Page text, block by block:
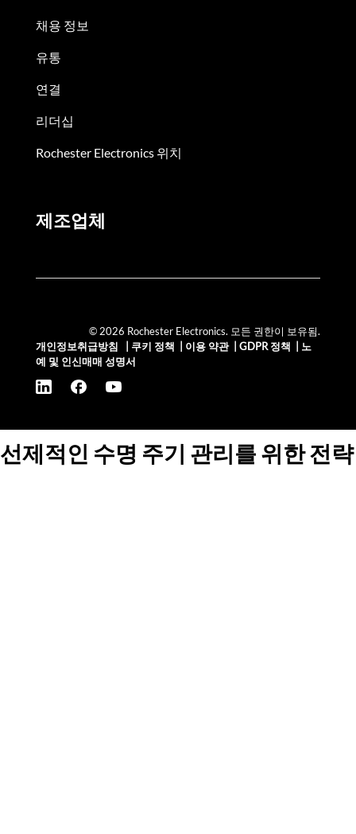
채용 정보
유통
연결
리더십
Rochester Electronics 위치
제조업체
© 2026 Rochester Electronics. 모든 권한이 보유됨.
개인정보취급방침
쿠키 정책 이용 약관| GDPR 정책
노
예 및 인신매매 성명서
선제적인 수명 주기 관리를 위한 전략